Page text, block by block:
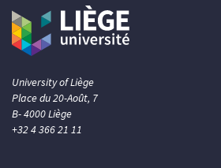
University of Liège
Place du 20-Août, 7
B- 4000 Liège
+32 4 366 21 11